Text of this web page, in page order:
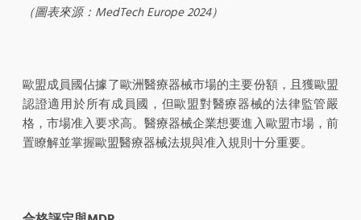
（圖表來源：MedTech Europe 2024）
歐盟成員國佔據了歐洲醫療器械市場的主要份額，且獲歐盟
認證適用於所有成員國，但歐盟對醫療器械的法律監管嚴
格，市場准入要求高。醫療器械企業想要進入歐盟市場，前
置瞭解並掌握歐盟醫療器械法規與准入規則十分重要。